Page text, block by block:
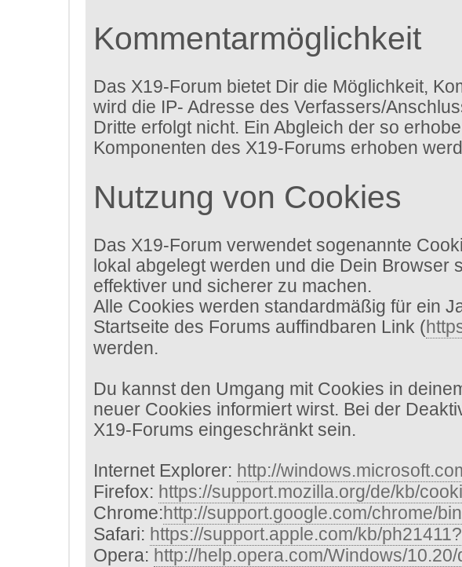
Kommentarmöglichkeit
Das X19-Forum bietet Dir die Möglichkeit,
wird die IP- Adresse des Verfassers/
Dritte erfolgt nicht. Ein Abgleich der so
Komponenten des X19-Forums erhoben
Nutzung von Cookies
Das X19-Forum verwendet sogenannte
lokal abgelegt werden und die Dein
effektiver und sicherer zu machen.
Alle Cookies werden standardmäßig für ein
Startseite des Forums auffindbaren Link (
werden.
Du kannst den Umgang mit Cookies in
neuer Cookies informiert wirst. Bei der
X19-Forums eingeschränkt sein.
Internet Explorer: http://
Firefox: https://support.mozilla.org/de/kb/
Chrome:http://support.google.com/chrome/
Safari: https://support.apple.com/kb/
Opera: http://help.opera.com/Windows/10.20/